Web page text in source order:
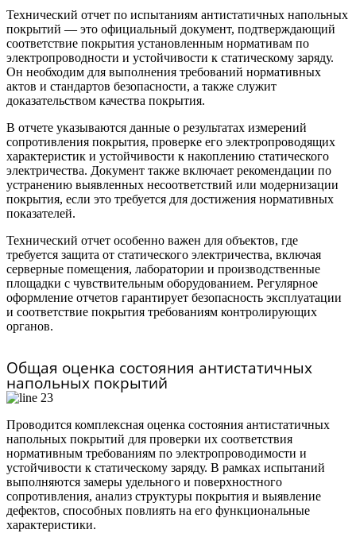
Технический отчет по испытаниям антистатичных напольных
покрытий — это официальный документ, подтверждающий
соответствие покрытия установленным нормативам по
электропроводности и устойчивости к статическому заряду.
Он необходим для выполнения требований нормативных
актов и стандартов безопасности, а также служит
доказательством качества покрытия.
В отчете указываются данные о результатах измерений
сопротивления покрытия, проверке его электропроводящих
характеристик и устойчивости к накоплению статического
электричества. Документ также включает рекомендации по
устранению выявленных несоответствий или модернизации
покрытия, если это требуется для достижения нормативных
показателей.
Технический отчет особенно важен для объектов, где
требуется защита от статического электричества, включая
серверные помещения, лаборатории и производственные
площадки с чувствительным оборудованием. Регулярное
оформление отчетов гарантирует безопасность эксплуатации
и соответствие покрытия требованиям контролирующих
органов.
Общая оценка состояния антистатичных
напольных покрытий
Проводится комплексная оценка состояния антистатичных
напольных покрытий для проверки их соответствия
нормативным требованиям по электропроводимости и
устойчивости к статическому заряду. В рамках испытаний
выполняются замеры удельного и поверхностного
сопротивления, анализ структуры покрытия и выявление
дефектов, способных повлиять на его функциональные
характеристики.